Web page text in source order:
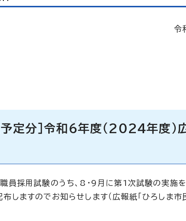
令
予定分］令和6年度（2024年度
採用試験のうち、8・9月に第1次試験の実施を
しますのでお知らせします（広報紙「ひろしま